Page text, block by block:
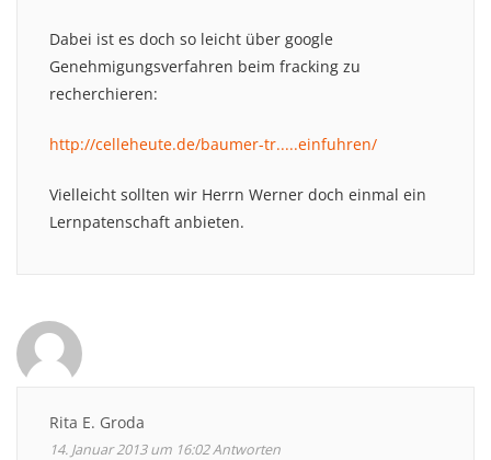
Dabei ist es doch so leicht über google
Genehmigungsverfahren beim fracking zu
recherchieren:
http://celleheute.de/baumer-tr.....einfuhren/
Vielleicht sollten wir Herrn Werner doch einmal ein
Lernpatenschaft anbieten.
Rita E. Groda
14. Januar 2013 um 16:02Antworten